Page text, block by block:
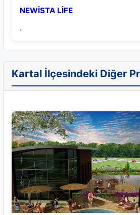
NEWİSTA LİFE
,
Kartal İlçesindeki Diğer